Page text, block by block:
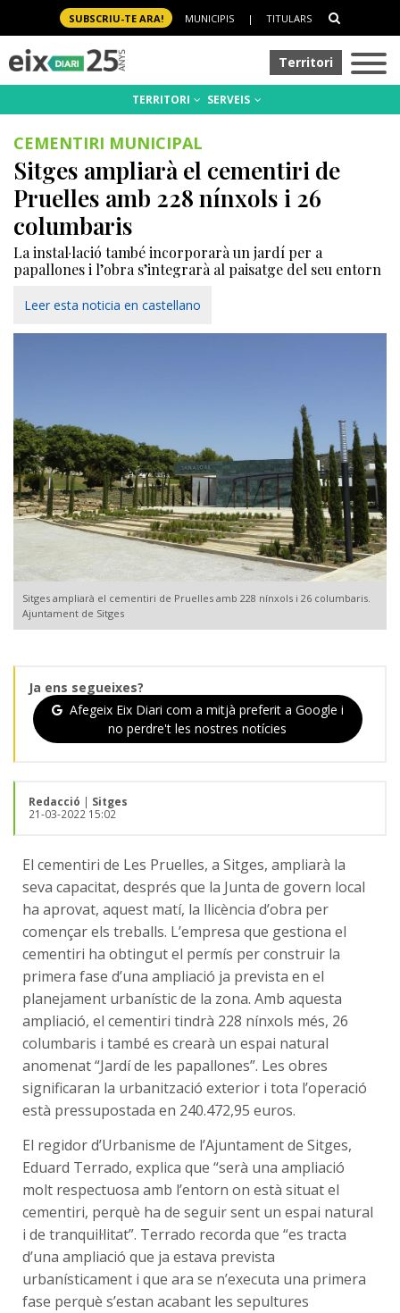
SUBSCRIU-TE ARA! MUNICIPIS | TITULARS
Territori
TERRITORI SERVEIS
CEMENTIRI MUNICIPAL
Sitges ampliarà el cementiri de
Pruelles amb 228 nínxols i 26
columbaris
La instal·lació també incorporarà un jardí per a
papallones i l’obra s’integrarà al paisatge del seu entorn
Leer esta noticia en castellano
Sitges ampliarà el cementiri de Pruelles amb 228 nínxols i 26 columbaris.
Ajuntament de Sitges
Ja ens segueixes?
Afegeix Eix Diari com a mitjà preferit a Google i
no perdre't les nostres notícies
Redacció | Sitges
21-03-2022 15:02
El cementiri de Les Pruelles, a Sitges, ampliarà la
seva capacitat, després que la Junta de govern local
ha aprovat, aquest matí, la llicència d’obra per
començar els treballs. L’empresa que gestiona el
cementiri ha obtingut el permís per construir la
primera fase d’una ampliació ja prevista en el
planejament urbanístic de la zona. Amb aquesta
ampliació, el cementiri tindrà 228 nínxols més, 26
columbaris i també es crearà un espai natural
anomenat “Jardí de les papallones”. Les obres
significaran la urbanització exterior i tota l’operació
està pressupostada en 240.472,95 euros.
El regidor d’Urbanisme de l’Ajuntament de Sitges,
Eduard Terrado, explica que “serà una ampliació
molt respectuosa amb l’entorn on està situat el
cementiri, perquè ha de seguir sent un espai natural
i de tranquil·litat”. Terrado recorda que “es tracta
d’una ampliació que ja estava prevista
urbanísticament i que ara se n’executa una primera
fase perquè s’estan acabant les sepultures